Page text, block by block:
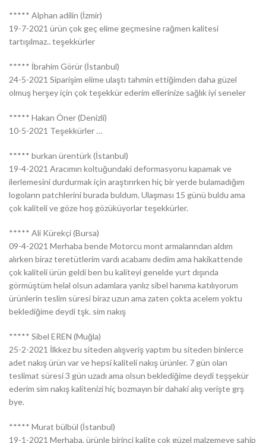
***** Alphan adilin (İzmir)
19-7-2021 ürün çok geç elime geçmesine rağmen kalitesi
tartışılmaz.. teşekkürler
***** İbrahim Görür (İstanbul)
24-5-2021 Siparişim elime ulaştı tahmin ettiğimden daha güzel
olmuş herşey için çok teşekkür ederim ellerinize sağlık iyi seneler
***** Hakan Öner (Denizli)
10-5-2021 Teşekkürler …
***** burkan ürentürk (İstanbul)
19-4-2021 Aracımın koltuğundaki deformasyonu kapamak ve
ilerlemesini durdurmak için araştırırken hiç bir yerde bulamadığım
logoların patchlerini burada buldum. Ulaşması 15 günü buldu ama
çok kaliteli ve göze hoş gözüküyorlar teşekkürler.
***** Ali Kürekçi (Bursa)
09-4-2021 Merhaba bende Motorcu mont armalarından aldım
alırken biraz teretütlerim vardı acabamı dedim ama hakikattende
çok kaliteli ürün geldi ben bu kaliteyi genelde yurt dışında
görmüştüm helal olsun adamlara yanlız sibel hanıma katılıyorum
ürünlerin teslim süresi biraz uzun ama zaten çokta acelem yoktu
beklediğime deydi tşk. sim nakış
***** Sibel EREN (Muğla)
25-2-2021 İlkkez bu siteden alışveriş yaptım bu siteden binlerce
adet nakış ürün var ve hepsi kaliteli nakış ürünler. 7 gün olan
teslimat süresi 3 gün uzadı ama olsun beklediğime deydi teşşekür
ederim sim nakış kalitenizi hiç bozmayın bir dahaki alış verişte grş
bye.
***** Murat bülbül (İstanbul)
19-1-2021 Merhaba, ürünle birinci kalite çok güzel malzemeye sahip